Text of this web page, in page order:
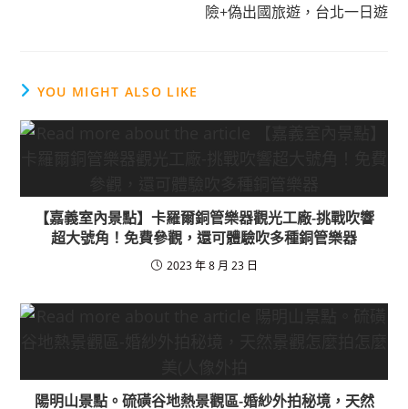
險+偽出國旅遊，台北一日遊
YOU MIGHT ALSO LIKE
【嘉義室內景點】卡羅爾銅管樂器觀光工廠-挑戰吹響
超大號角！免費參觀，還可體驗吹多種銅管樂器
2023 年 8 月 23 日
陽明山景點。硫磺谷地熱景觀區-婚紗外拍秘境，天然